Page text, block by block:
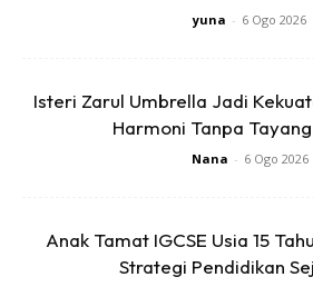
SHOPEE MY
CENDAWAN RANGUP BY
Buy Now
yuna - 6 Ogo 2026
Isteri Zarul Umbrella Jadi
Harmoni Tanpa
Nana - 6 Ogo 2026
Anak Tamat IGCSE Usia 15
Strategi Pendidikan